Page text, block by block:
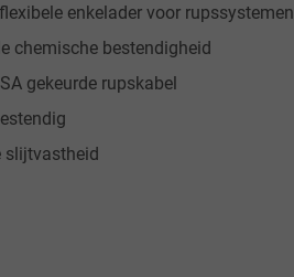
enkelader voor rupssystemen
chemische bestendigheid
gekeurde rupskabel
slijtvastheid